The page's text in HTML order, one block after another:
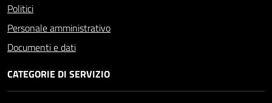
Politici
Personale amministrativo
Documenti e dati
CATEGORIE DI SERVIZIO